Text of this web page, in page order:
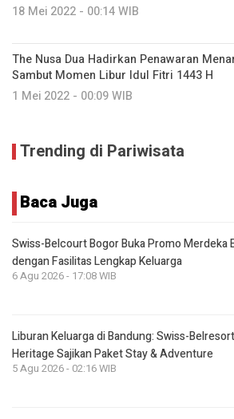
18 Mei 2022 - 00:14 WIB
The Nusa Dua Hadirkan Penawaran
Sambut Momen Libur Idul Fitri 1443 H
1 Mei 2022 - 00:09 WIB
Trending di Pariwisata
Baca Juga
Swiss-Belcourt Bogor Buka Promo Merdeka
dengan Fasilitas Lengkap Keluarga
6 Agu 2026 - 17:08 WIB
Liburan Keluarga di Bandung: Swiss-
Heritage Sajikan Paket Stay & Adventure
5 Agu 2026 - 02:16 WIB